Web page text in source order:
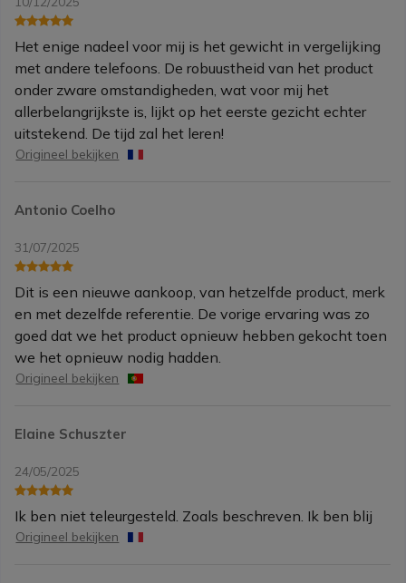
Het enige nadeel voor mij is het gewicht in vergelijking
met andere telefoons. De robuustheid van het product
onder zware omstandigheden, wat voor mij het
allerbelangrijkste is, lijkt op het eerste gezicht echter
uitstekend. De tijd zal het leren!
Origineel bekijken
Antonio Coelho
31/07/2025
Dit is een nieuwe aankoop, van hetzelfde product, merk
en met dezelfde referentie. De vorige ervaring was zo
goed dat we het product opnieuw hebben gekocht toen
we het opnieuw nodig hadden.
Origineel bekijken
Elaine Schuszter
24/05/2025
Ik ben niet teleurgesteld. Zoals beschreven. Ik ben blij
Origineel bekijken